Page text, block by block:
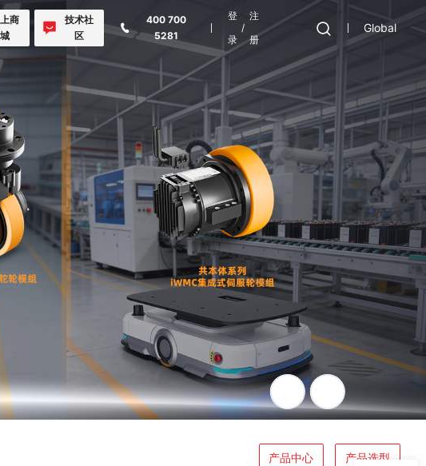
商
城
技术社
区
400 700
5281
登
录
/
注
册
Global
产品中心 产品选型